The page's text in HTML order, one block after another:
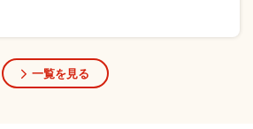
一覧を見る